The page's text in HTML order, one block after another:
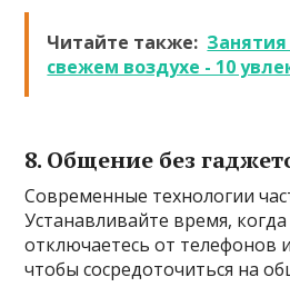
Читайте также:
свежем воздухе - 10
8. Общение без
Современные технологии
Устанавливайте время,
отключаетесь от телефонов
чтобы сосредоточиться на